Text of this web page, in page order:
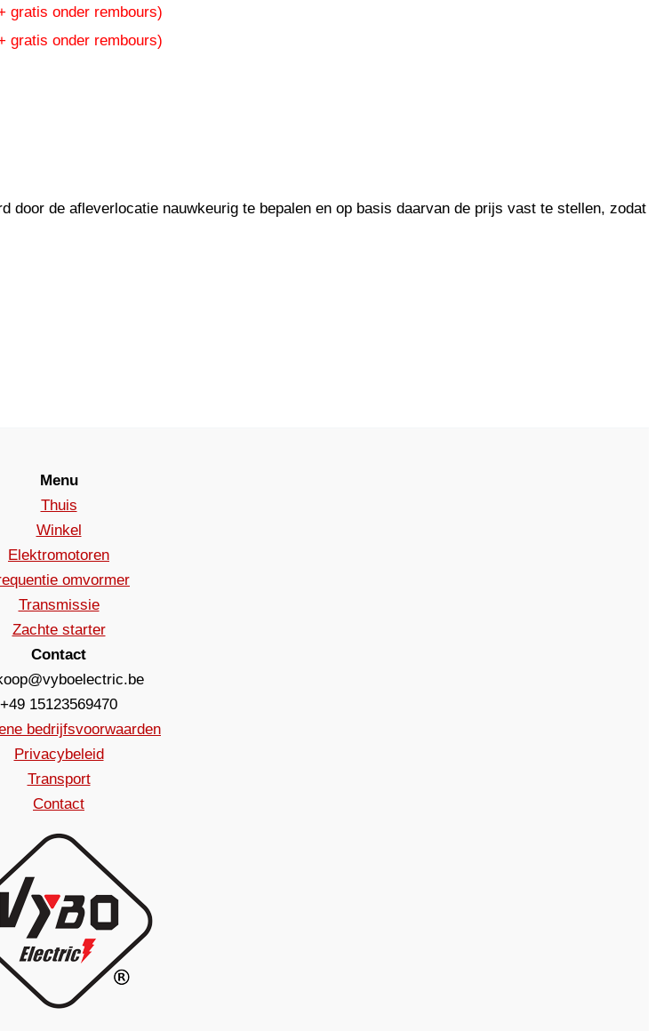
gratis onder rembours)
gratis onder rembours)
de afleverlocatie nauwkeurig te bepalen en op basis daarvan de prijs vast te stellen, zodat
Menu
Thuis
Winkel
Elektromotoren
omvormer
Transmissie
Zachte starter
Contact
+49 15123569470
bedrijfsvoorwaarden
Privacybeleid
Transport
Contact